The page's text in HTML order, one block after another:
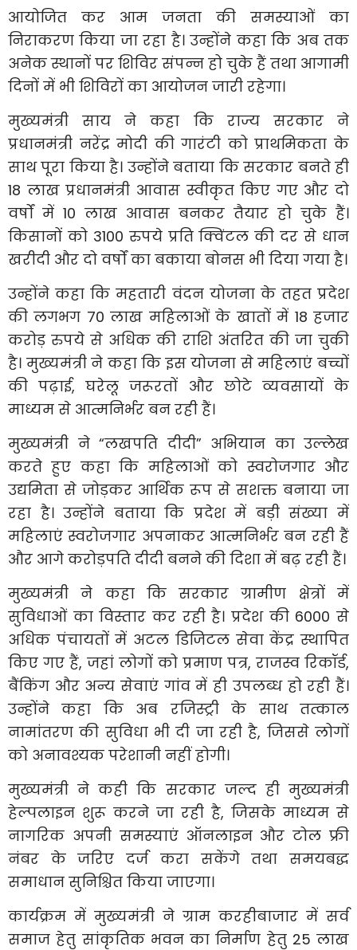
आयोजित कर आम जनता की समस्याओं का
निराकरण किया जा रहा है। उन्होंने कहा कि अब तक
अनेक स्थानों पर शिविर संपन्न हो चुके हैं तथा आगामी
दिनों में भी शिविरों का आयोजन जारी रहेगा।
मुख्यमंत्री साय ने कहा कि राज्य सरकार ने
प्रधानमंत्री नरेंद्र मोदी की गारंटी को प्राथमिकता के
साथ पूरा किया है। उन्होंने बताया कि सरकार बनते ही
18 लाख प्रधानमंत्री आवास स्वीकृत किए गए और दो
वर्षों में 10 लाख आवास बनकर तैयार हो चुके हैं।
किसानों को 3100 रुपये प्रति क्विंटल की दर से धान
खरीदी और दो वर्षों का बकाया बोनस भी दिया गया है।
उन्होंने कहा कि महतारी वंदन योजना के तहत प्रदेश
की लगभग 70 लाख महिलाओं के खातों में 18 हजार
करोड़ रुपये से अधिक की राशि अंतरित की जा चुकी
है। मुख्यमंत्री ने कहा कि इस योजना से महिलाएं बच्चों
की पढ़ाई, घरेलू जरूरतों और छोटे व्यवसायों के
माध्यम से आत्मनिर्भर बन रही हैं।
मुख्यमंत्री ने “लखपति दीदी” अभियान का उल्लेख
करते हुए कहा कि महिलाओं को स्वरोजगार और
उद्यमिता से जोड़कर आर्थिक रूप से सशक्त बनाया जा
रहा है। उन्होंने बताया कि प्रदेश में बड़ी संख्या में
महिलाएं स्वरोजगार अपनाकर आत्मनिर्भर बन रही हैं
और आगे करोड़पति दीदी बनने की दिशा में बढ़ रही हैं।
मुख्यमंत्री ने कहा कि सरकार ग्रामीण क्षेत्रों में
सुविधाओं का विस्तार कर रही है। प्रदेश की 6000 से
अधिक पंचायतों में अटल डिजिटल सेवा केंद्र स्थापित
किए गए हैं, जहां लोगों को प्रमाण पत्र, राजस्व रिकॉर्ड,
बैंकिंग और अन्य सेवाएं गांव में ही उपलब्ध हो रही हैं।
उन्होंने कहा कि अब रजिस्ट्री के साथ तत्काल
नामांतरण की सुविधा भी दी जा रही है, जिससे लोगों
को अनावश्यक परेशानी नहीं होगी।
मुख्यमंत्री ने कही कि सरकार जल्द ही मुख्यमंत्री
हेल्पलाइन शुरू करने जा रही है, जिसके माध्यम से
नागरिक अपनी समस्याएं ऑनलाइन और टोल फ्री
नंबर के जरिए दर्ज करा सकेंगे तथा समयबद्ध
समाधान सुनिश्चित किया जाएगा।
कार्यक्रम में मुख्यमंत्री ने ग्राम करहीबाजार में सर्व
समाज हेतु सांकृतिक भवन का निर्माण हेतु 25 लाख